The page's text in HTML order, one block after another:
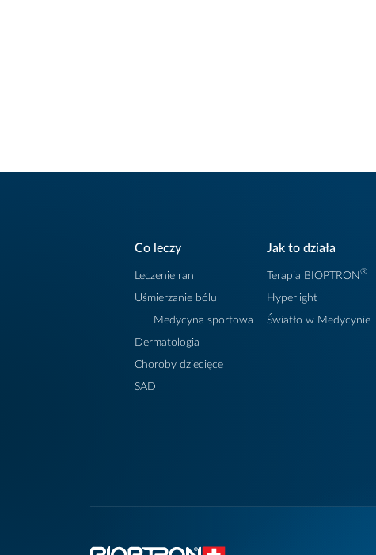
Co leczy
Leczenie ran
Uśmierzanie bólu
Medycyna sportowa
Dermatologia
Choroby dziecięce
SAD
Jak to działa
Terapia BIOPTRON®
Hyperlight
Światło w Medycynie